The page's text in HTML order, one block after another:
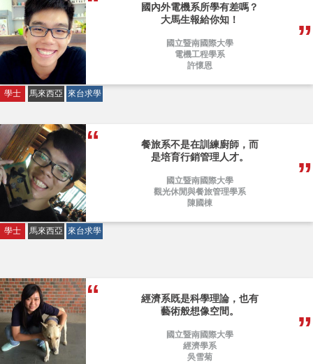
國內外電機系所學有差嗎？
大馬生報給你知！
國立暨南國際大學
電機工程學系
許懷恩
學士 馬來西亞 來台求學
餐旅系不是在訓練廚師，而
是培育行銷管理人才。
國立暨南國際大學
觀光休閒與餐旅管理學系
陳國棟
學士 馬來西亞 來台求學
經濟系既是科學理論，也有
藝術般想像空間。
國立暨南國際大學
經濟學系
吳雪菊